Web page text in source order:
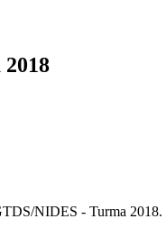
NIDES - Turma 2018.